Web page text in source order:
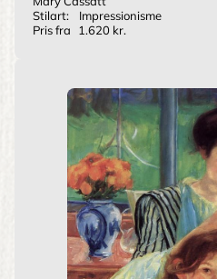
Stilart:
Impressionisme
Pris fra
1.620 kr.